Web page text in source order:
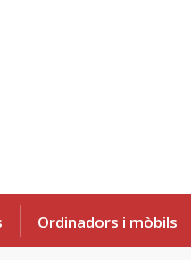
Ordinadors i mòbils